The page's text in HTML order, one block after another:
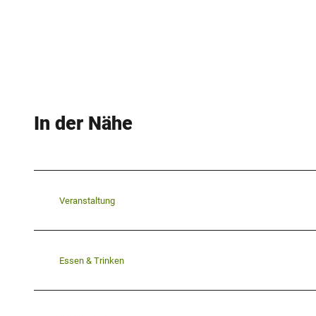
In der Nähe
Veranstaltung
Essen & Trinken